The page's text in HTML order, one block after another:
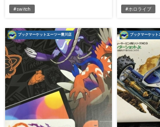
#switch #ホロライブ
ブックマーケットエーツー豊川店 ブックマーケット